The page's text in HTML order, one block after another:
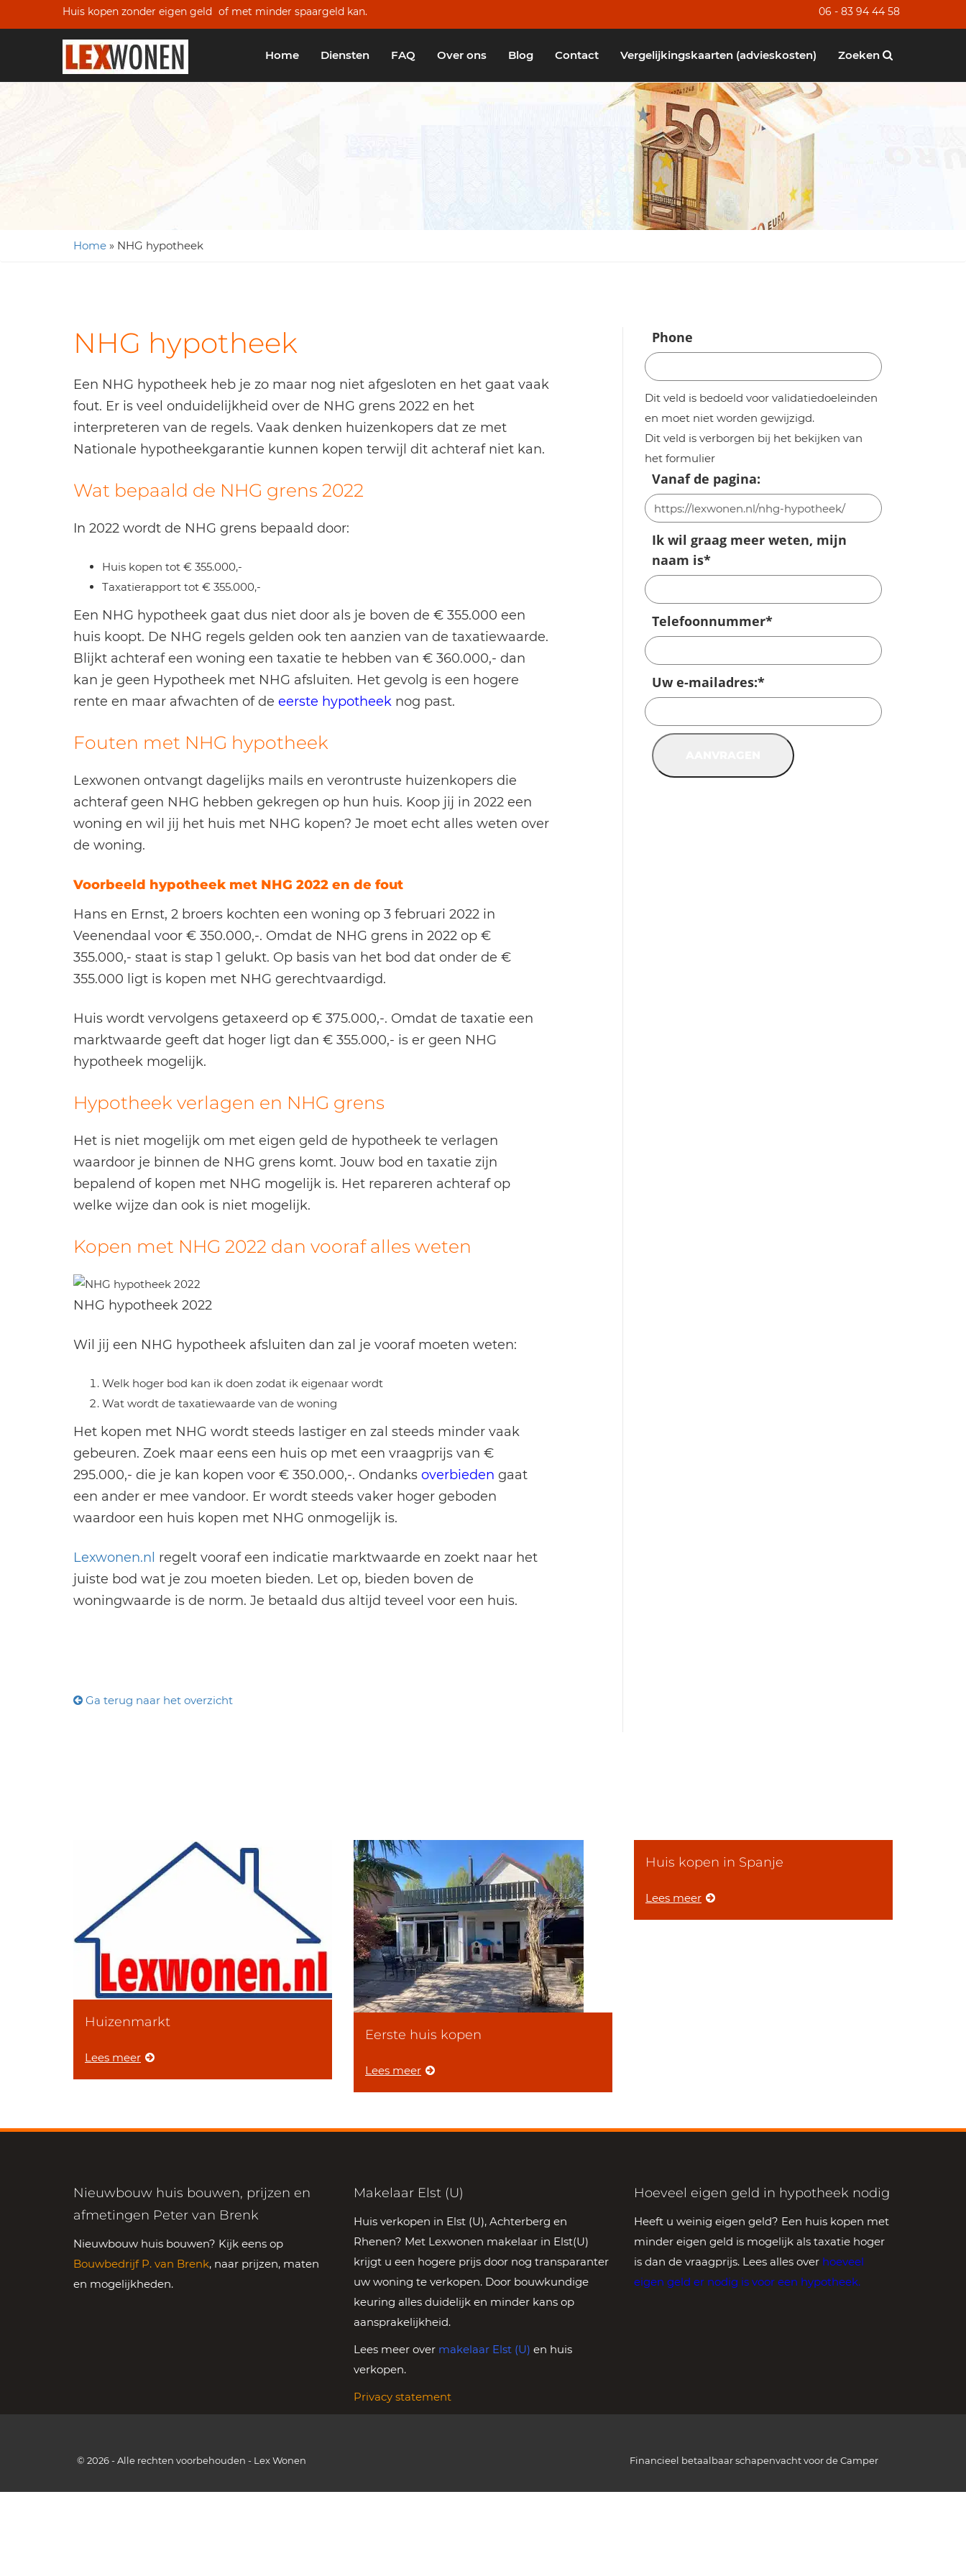
Huis kopen zonder eigen geld of met minder spaargeld kan. 06 - 83 94 44 58
Home Diensten FAQ Over ons Blog Contact Vergelijkingskaarten (advieskosten) Zoeken
Home » NHG hypotheek
NHG hypotheek
Een NHG hypotheek heb je zo maar nog niet afgesloten en het gaat vaak
fout. Er is veel onduidelijkheid over de NHG grens 2022 en het
interpreteren van de regels. Vaak denken huizenkopers dat ze met
Nationale hypotheekgarantie kunnen kopen terwijl dit achteraf niet kan.
Wat bepaald de NHG grens 2022
In 2022 wordt de NHG grens bepaald door:
Huis kopen tot € 355.000,-
Taxatierapport tot € 355.000,-
Een NHG hypotheek gaat dus niet door als je boven de € 355.000 een
huis koopt. De NHG regels gelden ook ten aanzien van de taxatiewaarde.
Blijkt achteraf een woning een taxatie te hebben van € 360.000,- dan
kan je geen Hypotheek met NHG afsluiten. Het gevolg is een hogere
rente en maar afwachten of de eerste hypotheek nog past.
Fouten met NHG hypotheek
Lexwonen ontvangt dagelijks mails en verontruste huizenkopers die
achteraf geen NHG hebben gekregen op hun huis. Koop jij in 2022 een
woning en wil jij het huis met NHG kopen? Je moet echt alles weten over
de woning.
Voorbeeld hypotheek met NHG 2022 en de fout
Hans en Ernst, 2 broers kochten een woning op 3 februari 2022 in
Veenendaal voor € 350.000,-. Omdat de NHG grens in 2022 op €
355.000,- staat is stap 1 gelukt. Op basis van het bod dat onder de €
355.000 ligt is kopen met NHG gerechtvaardigd.
Huis wordt vervolgens getaxeerd op € 375.000,-. Omdat de taxatie een
marktwaarde geeft dat hoger ligt dan € 355.000,- is er geen NHG
hypotheek mogelijk.
Hypotheek verlagen en NHG grens
Het is niet mogelijk om met eigen geld de hypotheek te verlagen
waardoor je binnen de NHG grens komt. Jouw bod en taxatie zijn
bepalend of kopen met NHG mogelijk is. Het repareren achteraf op
welke wijze dan ook is niet mogelijk.
Kopen met NHG 2022 dan vooraf alles weten
NHG hypotheek 2022
Wil jij een NHG hypotheek afsluiten dan zal je vooraf moeten weten:
Welk hoger bod kan ik doen zodat ik eigenaar wordt
Wat wordt de taxatiewaarde van de woning
Het kopen met NHG wordt steeds lastiger en zal steeds minder vaak
gebeuren. Zoek maar eens een huis op met een vraagprijs van €
295.000,- die je kan kopen voor € 350.000,-. Ondanks overbieden gaat
een ander er mee vandoor. Er wordt steeds vaker hoger geboden
waardoor een huis kopen met NHG onmogelijk is.
Lexwonen.nl regelt vooraf een indicatie marktwaarde en zoekt naar het
juiste bod wat je zou moeten bieden. Let op, bieden boven de
woningwaarde is de norm. Je betaald dus altijd teveel voor een huis.
Ga terug naar het overzicht
Phone
Dit veld is bedoeld voor validatiedoeleinden
en moet niet worden gewijzigd.
Dit veld is verborgen bij het bekijken van
het formulier
Vanaf de pagina:
Ik wil graag meer weten, mijn
naam is*
Telefoonnummer*
Uw e-mailadres:*
Huizenmarkt
Lees meer
Eerste huis kopen
Lees meer
Huis kopen in Spanje
Lees meer
Nieuwbouw huis bouwen, prijzen en
afmetingen Peter van Brenk
Nieuwbouw huis bouwen? Kijk eens op
Bouwbedrijf P. van Brenk, naar prijzen, maten
en mogelijkheden.
Makelaar Elst (U)
Huis verkopen in Elst (U), Achterberg en
Rhenen? Met Lexwonen makelaar in Elst(U)
krijgt u een hogere prijs door nog transparanter
uw woning te verkopen. Door bouwkundige
keuring alles duidelijk en minder kans op
aansprakelijkheid.
Lees meer over makelaar Elst (U) en huis
verkopen.
Privacy statement
Hoeveel eigen geld in hypotheek nodig
Heeft u weinig eigen geld? Een huis kopen met
minder eigen geld is mogelijk als taxatie hoger
is dan de vraagprijs. Lees alles over hoeveel
eigen geld er nodig is voor een hypotheek.
© 2026 - Alle rechten voorbehouden - Lex Wonen Financieel betaalbaarschapenvacht voor de Camper